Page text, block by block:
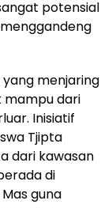
potensial
yang menjaring
mampu dari
Inisiatif
Tjipta
dari kawasan
di
guna